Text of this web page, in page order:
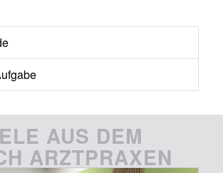
AUS DEM
ARZTPRAXEN